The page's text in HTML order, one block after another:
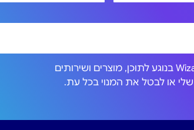
אני מסכים/ה לקבל הודעות דוא"ל מ-Wizard Event Technologies בנוגע לתוכן, מוצרים ושירותים
או לבטל את המנוי בכל עת.